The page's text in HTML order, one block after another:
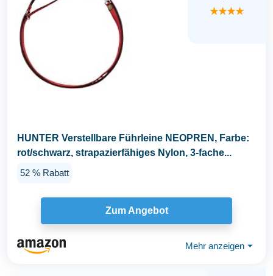
★★★★
HUNTER Verstellbare Führleine NEOPREN, Farbe:
rot/schwarz, strapazierfähiges Nylon, 3-fache...
52 % Rabatt
Zum Angebot
Mehr anzeigen ⏷